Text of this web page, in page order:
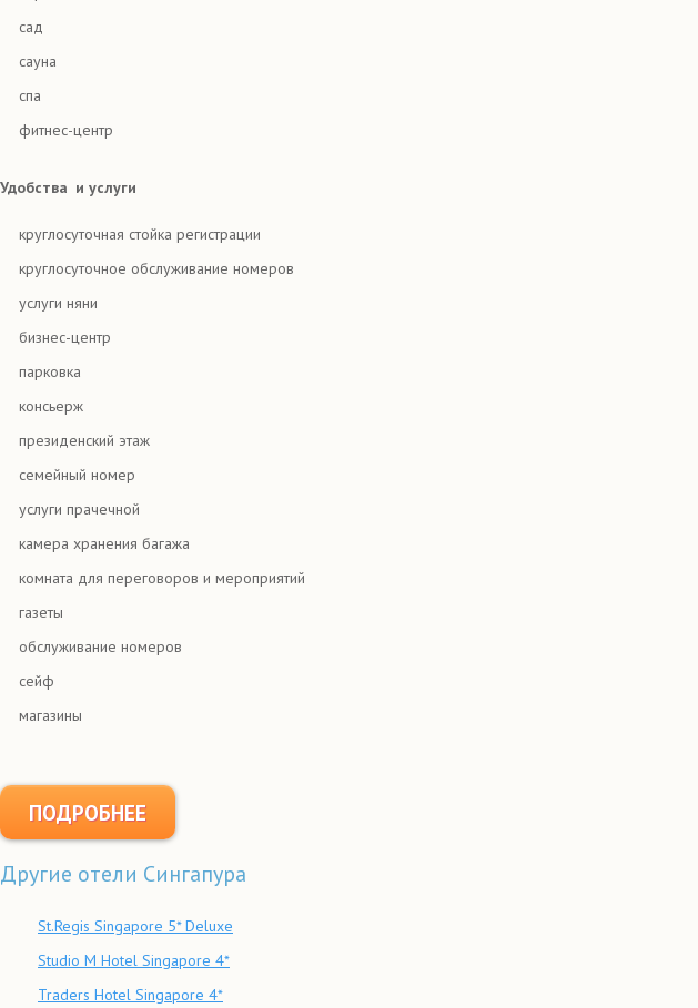
сад
сауна
спа
фитнес-центр
Удобства и услуги
круглосуточная стойка регистрации
круглосуточное обслуживание номеров
услуги няни
бизнес-центр
парковка
консьерж
президенский этаж
семейный номер
услуги прачечной
камера хранения багажа
комната для переговоров и мероприятий
газеты
обслуживание номеров
сейф
магазины
ПОДРОБНЕЕ
Другие отели Сингапура
St.Regis Singapore 5* Deluxe
Studio M Hotel Singapore 4*
Traders Hotel Singapore 4*